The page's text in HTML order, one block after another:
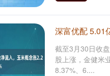
深富优配 5.01
截至3月30日收
股上涨，金健米
8.37%、6....